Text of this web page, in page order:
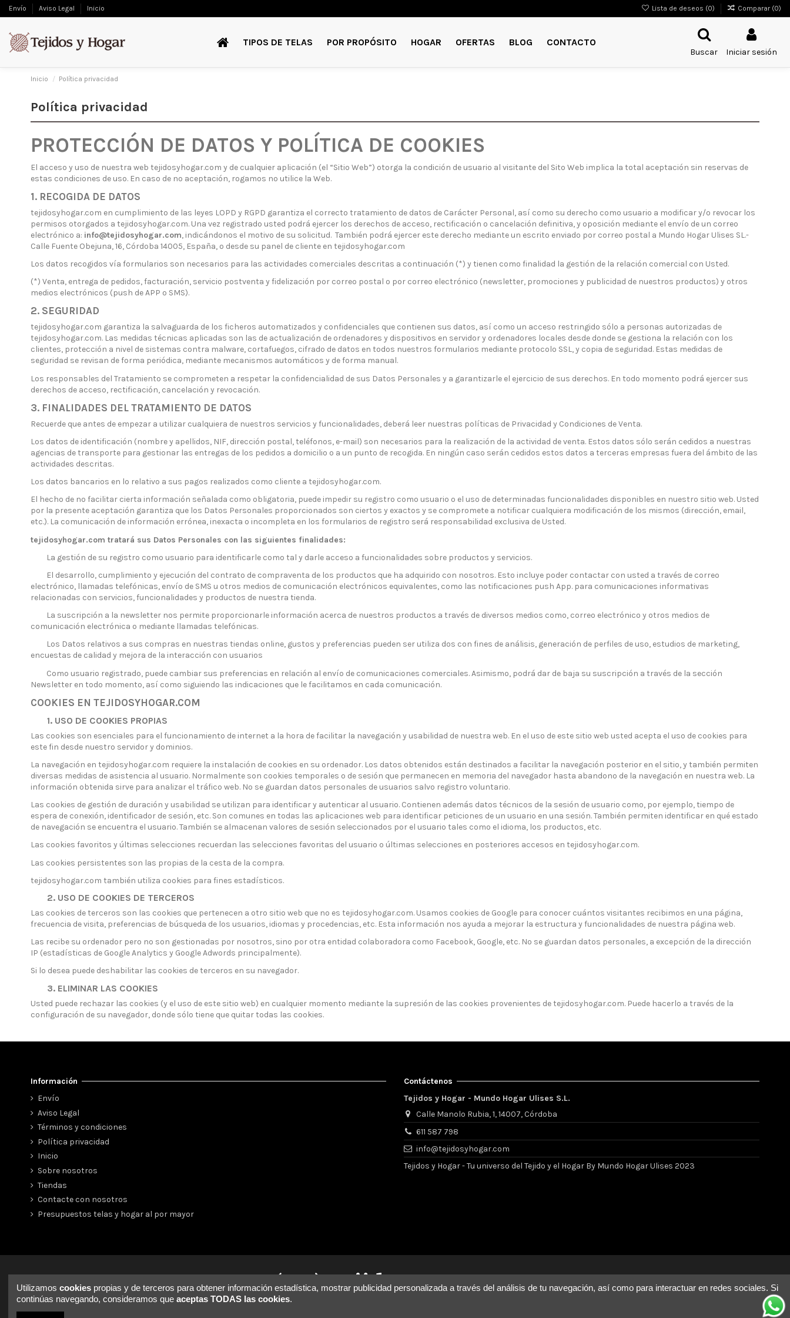
Envío Aviso Legal Inicio Lista de deseos (0) Comparar (0)
TIPOS DE TELAS POR PROPÓSITO HOGAR OFERTAS BLOG CONTACTO
Buscar Iniciar sesión
Inicio Política privacidad
Política privacidad
PROTECCIÓN DE DATOS Y POLÍTICA DE COOKIES
El acceso y uso de nuestra web tejidosyhogar.com y de cualquier aplicación (el “Sitio Web”) otorga la condición de usuario al visitante del Sito Web implica la total aceptación sin reservas de
estas condiciones de uso. En caso de no aceptación, rogamos no utilice la Web.
1. RECOGIDA DE DATOS
tejidosyhogar.com en cumplimiento de las leyes LOPD y RGPD garantiza el correcto tratamiento de datos de Carácter Personal, así como su derecho como usuario a modificar y/o revocar los
permisos otorgados a tejidosyhogar.com. Una vez registrado usted podrá ejercer los derechos de acceso, rectificación o cancelación definitiva, y oposición mediante el envío de un correo
electrónico a: info@tejidosyhogar.com, indicándonos el motivo de su solicitud. También podrá ejercer este derecho mediante un escrito enviado por correo postal a Mundo Hogar Ulises SL.-
Calle Fuente Obejuna, 16, Córdoba 14005, España, o desde su panel de cliente en tejidosyhogar.com
Los datos recogidos vía formularios son necesarios para las actividades comerciales descritas a continuación (*) y tienen como finalidad la gestión de la relación comercial con Usted.
(*) Venta, entrega de pedidos, facturación, servicio postventa y fidelización por correo postal o por correo electrónico (newsletter, promociones y publicidad de nuestros productos) y otros
medios electrónicos (push de APP o SMS).
2. SEGURIDAD
tejidosyhogar.com garantiza la salvaguarda de los ficheros automatizados y confidenciales que contienen sus datos, así como un acceso restringido sólo a personas autorizadas de
tejidosyhogar.com. Las medidas técnicas aplicadas son las de actualización de ordenadores y dispositivos en servidor y ordenadores locales desde donde se gestiona la relación con los
clientes, protección a nivel de sistemas contra malware, cortafuegos, cifrado de datos en todos nuestros formularios mediante protocolo SSL, y copia de seguridad. Estas medidas de
seguridad se revisan de forma periódica, mediante mecanismos automáticos y de forma manual.
Los responsables del Tratamiento se comprometen a respetar la confidencialidad de sus Datos Personales y a garantizarle el ejercicio de sus derechos. En todo momento podrá ejercer sus
derechos de acceso, rectificación, cancelación y revocación.
3. FINALIDADES DEL TRATAMIENTO DE DATOS
Recuerde que antes de empezar a utilizar cualquiera de nuestros servicios y funcionalidades, deberá leer nuestras políticas de Privacidad y Condiciones de Venta.
Los datos de identificación (nombre y apellidos, NIF, dirección postal, teléfonos, e-mail) son necesarios para la realización de la actividad de venta. Estos datos sólo serán cedidos a nuestras
agencias de transporte para gestionar las entregas de los pedidos a domicilio o a un punto de recogida. En ningún caso serán cedidos estos datos a terceras empresas fuera del ámbito de las
actividades descritas.
Los datos bancarios en lo relativo a sus pagos realizados como cliente a tejidosyhogar.com.
El hecho de no facilitar cierta información señalada como obligatoria, puede impedir su registro como usuario o el uso de determinadas funcionalidades disponibles en nuestro sitio web. Usted
por la presente aceptación garantiza que los Datos Personales proporcionados son ciertos y exactos y se compromete a notificar cualquiera modificación de los mismos (dirección, email,
etc.). La comunicación de información errónea, inexacta o incompleta en los formularios de registro será responsabilidad exclusiva de Usted.
tejidosyhogar.com tratará sus Datos Personales con las siguientes finalidades:
La gestión de su registro como usuario para identificarle como tal y darle acceso a funcionalidades sobre productos y servicios.
El desarrollo, cumplimiento y ejecución del contrato de compraventa de los productos que ha adquirido con nosotros. Esto incluye poder contactar con usted a través de correo
electrónico, llamadas telefónicas, envío de SMS u otros medios de comunicación electrónicos equivalentes, como las notificaciones push App. para comunicaciones informativas
relacionadas con servicios, funcionalidades y productos de nuestra tienda.
La suscripción a la newsletter nos permite proporcionarle información acerca de nuestros productos a través de diversos medios como, correo electrónico y otros medios de
comunicación electrónica o mediante llamadas telefónicas.
Los Datos relativos a sus compras en nuestras tiendas online, gustos y preferencias pueden ser utiliza dos con fines de análisis, generación de perfiles de uso, estudios de marketing,
encuestas de calidad y mejora de la interacción con usuarios
Como usuario registrado, puede cambiar sus preferencias en relación al envío de comunicaciones comerciales. Asimismo, podrá dar de baja su suscripción a través de la sección
Newsletter en todo momento, así como siguiendo las indicaciones que le facilitamos en cada comunicación.
COOKIES EN TEJIDOSYHOGAR.COM
1. USO DE COOKIES PROPIAS
Las cookies son esenciales para el funcionamiento de internet a la hora de facilitar la navegación y usabilidad de nuestra web. En el uso de este sitio web usted acepta el uso de cookies para
este fin desde nuestro servidor y dominios.
La navegación en tejidosyhogar.com requiere la instalación de cookies en su ordenador. Los datos obtenidos están destinados a facilitar la navegación posterior en el sitio, y también permiten
diversas medidas de asistencia al usuario. Normalmente son cookies temporales o de sesión que permanecen en memoria del navegador hasta abandono de la navegación en nuestra web. La
información obtenida sirve para analizar el tráfico web. No se guardan datos personales de usuarios salvo registro voluntario.
Las cookies de gestión de duración y usabilidad se utilizan para identificar y autenticar al usuario. Contienen además datos técnicos de la sesión de usuario como, por ejemplo, tiempo de
espera de conexión, identificador de sesión, etc. Son comunes en todas las aplicaciones web para identificar peticiones de un usuario en una sesión. También permiten identificar en qué estado
de navegación se encuentra el usuario. También se almacenan valores de sesión seleccionados por el usuario tales como el idioma, los productos, etc.
Las cookies favoritos y últimas selecciones recuerdan las selecciones favoritas del usuario o últimas selecciones en posteriores accesos en tejidosyhogar.com.
Las cookies persistentes son las propias de la cesta de la compra.
tejidosyhogar.com también utiliza cookies para fines estadísticos.
2. USO DE COOKIES DE TERCEROS
Las cookies de terceros son las cookies que pertenecen a otro sitio web que no es tejidosyhogar.com. Usamos cookies de Google para conocer cuántos visitantes recibimos en una página,
frecuencia de visita, preferencias de búsqueda de los usuarios, idiomas y procedencias, etc. Esta información nos ayuda a mejorar la estructura y funcionalidades de nuestra página web.
Las recibe su ordenador pero no son gestionadas por nosotros, sino por otra entidad colaboradora como Facebook, Google, etc. No se guardan datos personales, a excepción de la dirección
IP (estadísticas de Google Analytics y Google Adwords principalmente).
Si lo desea puede deshabilitar las cookies de terceros en su navegador.
3. ELIMINAR LAS COOKIES
Usted puede rechazar las cookies (y el uso de este sitio web) en cualquier momento mediante la supresión de las cookies provenientes de tejidosyhogar.com. Puede hacerlo a través de la
configuración de su navegador, donde sólo tiene que quitar todas las cookies.
Información
Envío
Aviso Legal
Términos y condiciones
Política privacidad
Inicio
Sobre nosotros
Tiendas
Contacte con nosotros
Presupuestos telas y hogar al por mayor
Contáctenos
Tejidos y Hogar - Mundo Hogar Ulises S.L.
Calle Manolo Rubia, 1, 14007, Córdoba
611 587 798
info@tejidosyhogar.com
Tejidos y Hogar - Tu universo del Tejido y el Hogar By Mundo Hogar Ulises 2023
Utilizamos cookies propias y de terceros para obtener información estadística, mostrar publicidad personalizada a través del análisis de tu navegación, así como para interactuar en redes sociales. Si
continúas navegando, consideramos que aceptas TODAS las cookies.